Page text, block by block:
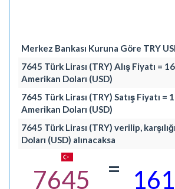
Merkez Bankası Kuruna Göre TRY
7645 Türk Lirası (TRY) Alış Fiyatı =
Amerikan Doları (USD)
7645 Türk Lirası (TRY) Satış Fiyatı =
Amerikan Doları (USD)
7645 Türk Lirası (TRY) verilip,
Doları (USD) alınacaksa
7645
=